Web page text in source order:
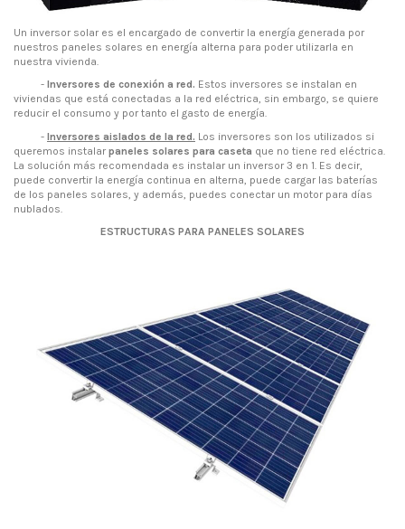
Un inversor solar es el encargado de convertir la energía generada por
nuestros paneles solares en energía alterna para poder utilizarla en
nuestra vivienda.
- Inversores de conexión a red. Estos inversores se instalan en
viviendas que está conectadas a la red eléctrica, sin embargo, se quiere
reducir el consumo y por tanto el gasto de energía.
- Inversores aislados de la red. Los inversores son los utilizados si
queremos instalar paneles solares para caseta que no tiene red eléctrica.
La solución más recomendada es instalar un inversor 3 en 1. Es decir,
puede convertir la energía continua en alterna, puede cargar las baterías
de los paneles solares, y además, puedes conectar un motor para días
nublados.
ESTRUCTURAS PARA PANELES SOLARES